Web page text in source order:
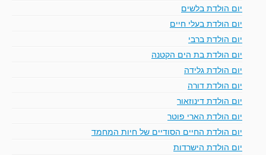
יום הולדת בלשים
יום הולדת בעלי חיים
יום הולדת ברבי
יום הולדת בת הים הקטנה
יום הולדת גלידה
יום הולדת דורה
יום הולדת דינוזאור
יום הולדת הארי פוטר
יום הולדת החיים הסודיים של חיות המחמד
יום הולדת הישרדות